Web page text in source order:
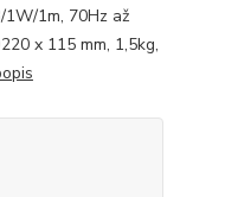
1m, 70Hz až
x 115 mm, 1,5kg,